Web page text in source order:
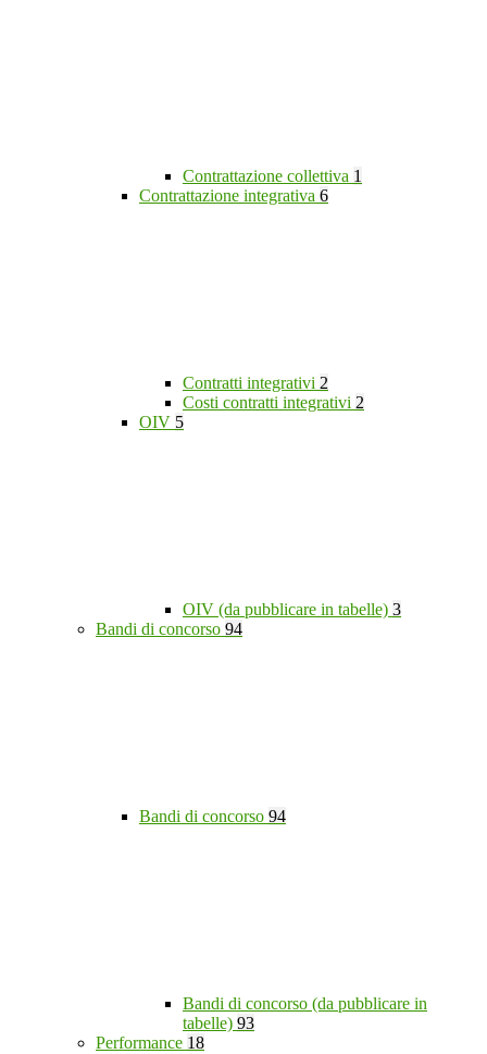
Contrattazione collettiva 1
Contrattazione integrativa 6
Contratti integrativi 2
Costi contratti integrativi 2
OIV 5
OIV (da pubblicare in tabelle) 3
Bandi di concorso 94
Bandi di concorso 94
Bandi di concorso (da pubblicare in
tabelle) 93
Performance 18